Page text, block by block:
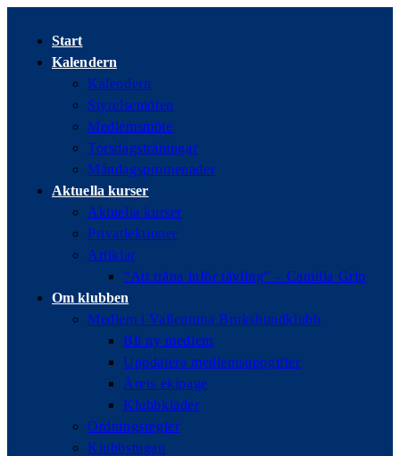
innehållet
Start
Kalendern
Kalendern
Styrelsemöten
Medlemsmöte
Torsdagsträningar
Måndagspromenader
Aktuella kurser
Aktuella kurser
Privatlektioner
Artiklar
”Att träna inför tävling” – Camilla Grip
Om klubben
Medlem i Vallentuna Brukshundklubb
Bli ny medlem
Uppdatera medlemsuppgifter
Årets ekipage
Klubbkläder
Ordningsregler
Klubbstugan